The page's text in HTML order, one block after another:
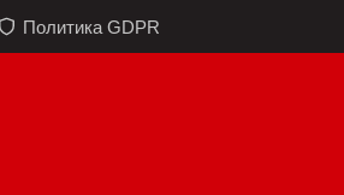
Политика GDPR